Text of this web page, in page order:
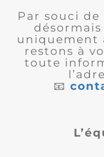
Par souci
uniquement
restons à
toute
📧